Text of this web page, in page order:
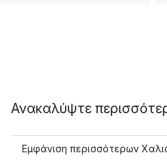
Ανακαλύψτε
Εμφάνιση περισσότερων